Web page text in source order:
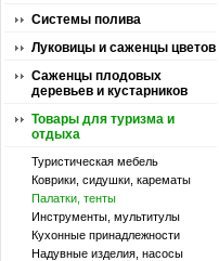
Системы полива
Луковицы и саженцы цветов
Саженцы плодовых
деревьев и кустарников
Товары для туризма и
отдыха
Туристическая мебель
Коврики, сидушки, карематы
Палатки, тенты
Инструменты, мультитулы
Кухонные принадлежности
Надувные изделия, насосы